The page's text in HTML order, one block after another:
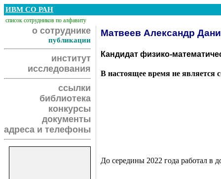
ИВМ СО РАН
список сотрудников по алфавиту
о сотруднике
публикации
институт
исследования
ссылки
библиотека
конкурсы
документы
адреса и телефоны
Матвеев Александр
Кандидат физико-
В настоящее время не является
До середины 2022 года работал в